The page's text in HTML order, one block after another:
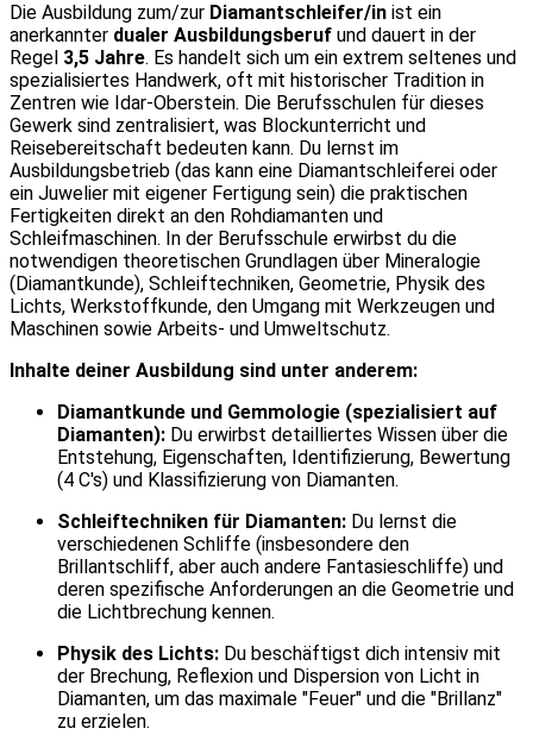
Die Ausbildung zum/zur Diamantschleifer/in ist ein
anerkannter dualer Ausbildungsberuf und dauert in der
Regel 3,5 Jahre. Es handelt sich um ein extrem seltenes und
spezialisiertes Handwerk, oft mit historischer Tradition in
Zentren wie Idar-Oberstein. Die Berufsschulen für dieses
Gewerk sind zentralisiert, was Blockunterricht und
Reisebereitschaft bedeuten kann. Du lernst im
Ausbildungsbetrieb (das kann eine Diamantschleiferei oder
ein Juwelier mit eigener Fertigung sein) die praktischen
Fertigkeiten direkt an den Rohdiamanten und
Schleifmaschinen. In der Berufsschule erwirbst du die
notwendigen theoretischen Grundlagen über Mineralogie
(Diamantkunde), Schleiftechniken, Geometrie, Physik des
Lichts, Werkstoffkunde, den Umgang mit Werkzeugen und
Maschinen sowie Arbeits- und Umweltschutz.
Inhalte deiner Ausbildung sind unter anderem:
Diamantkunde und Gemmologie (spezialisiert auf
Diamanten): Du erwirbst detailliertes Wissen über die
Entstehung, Eigenschaften, Identifizierung, Bewertung
(4 C's) und Klassifizierung von Diamanten.
Schleiftechniken für Diamanten: Du lernst die
verschiedenen Schliffe (insbesondere den
Brillantschliff, aber auch andere Fantasieschliffe) und
deren spezifische Anforderungen an die Geometrie und
die Lichtbrechung kennen.
Physik des Lichts: Du beschäftigst dich intensiv mit
der Brechung, Reflexion und Dispersion von Licht in
Diamanten, um das maximale "Feuer" und die "Brillanz"
zu erzielen.